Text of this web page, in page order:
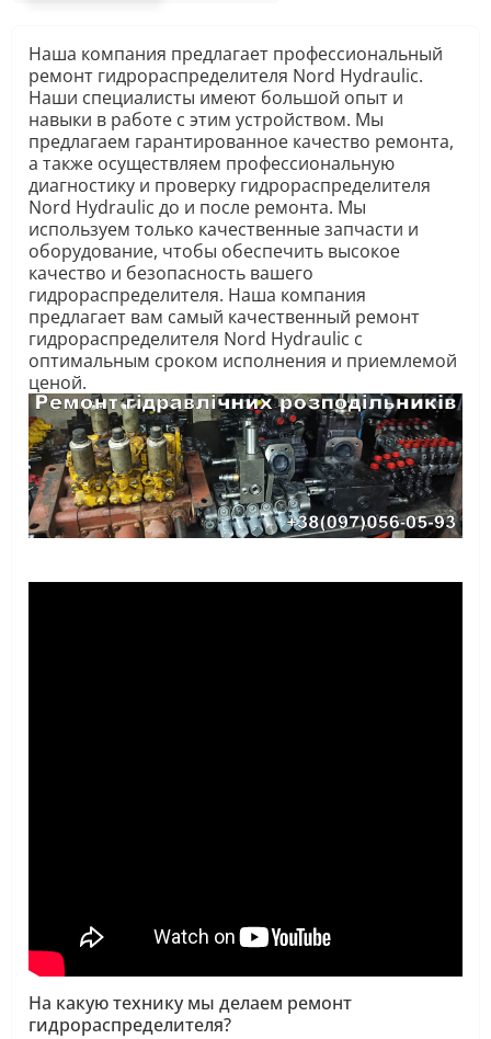
Наша компания предлагает профессиональный
ремонт гидрораспределителя Nord Hydraulic.
Наши специалисты имеют большой опыт и
навыки в работе с этим устройством. Мы
предлагаем гарантированное качество ремонта,
а также осуществляем профессиональную
диагностику и проверку гидрораспределителя
Nord Hydraulic до и после ремонта. Мы
используем только качественные запчасти и
оборудование, чтобы обеспечить высокое
качество и безопасность вашего
гидрораспределителя. Наша компания
предлагает вам самый качественный ремонт
гидрораспределителя Nord Hydraulic с
оптимальным сроком исполнения и приемлемой
ценой.
На какую технику мы делаем ремонт
гидрораспределителя?